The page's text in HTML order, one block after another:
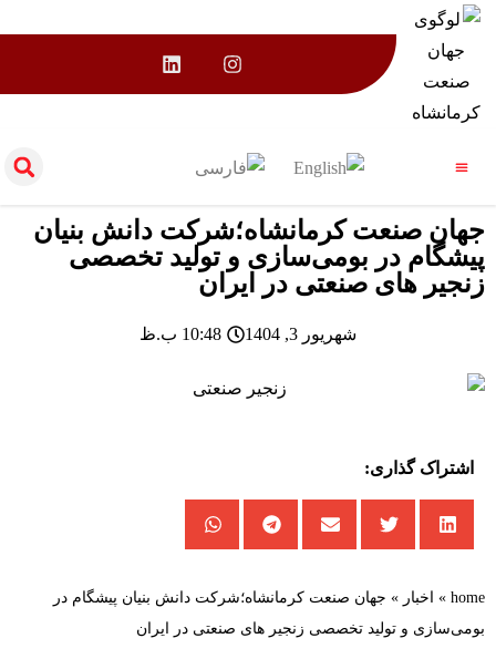
جهان صنعت کرمانشاه؛شرکت دانش بنیان
پیشگام در بومی‌سازی و تولید تخصصی
زنجیر های صنعتی در ایران
شهریور 3, 1404 10:48 ب.ظ
اشتراک گذاری:
home
» اخبار » جهان صنعت کرمانشاه؛شرکت دانش بنیان پیشگام در
بومی‌سازی و تولید تخصصی زنجیر های صنعتی در ایران